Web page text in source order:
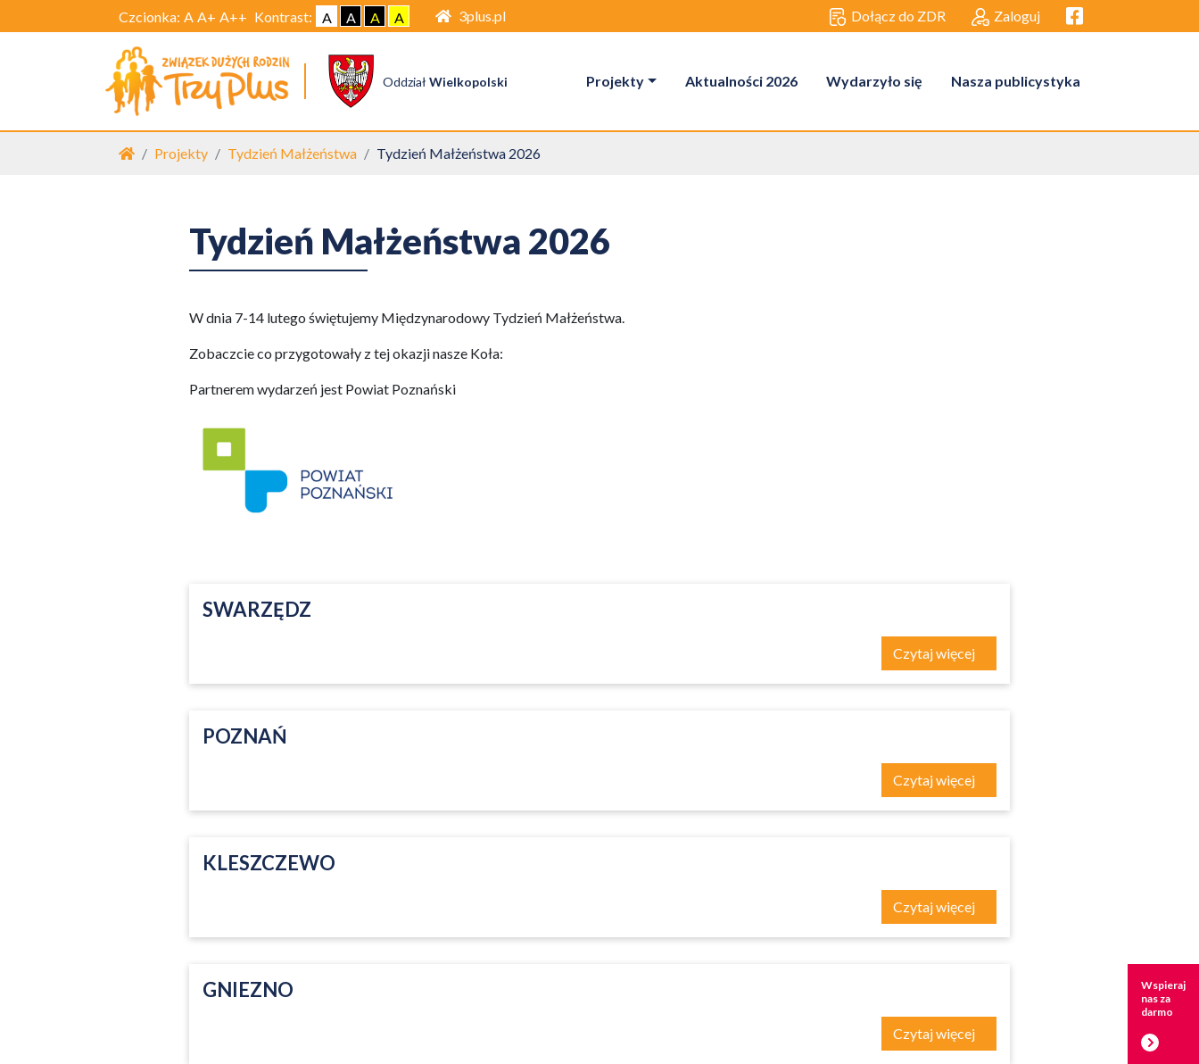
Czcionka: A A+ A++ Kontrast: A A A A 3plus.pl Dołącz do ZDR Zaloguj Facebook link
OddziałWielkopolski Projekty Aktualności 2026 Wydarzyło się Nasza publicystyka
Strona główna
Projekty Tydzień Małżeństwa Tydzień Małżeństwa 2026
Tydzień Małżeństwa 2026
W dnia 7-14 lutego świętujemy Międzynarodowy Tydzień Małżeństwa.
Zobaczcie co przygotowały z tej okazji nasze Koła:
Partnerem wydarzeń jest Powiat Poznański
SWARZĘDZ
Czytaj więcej
POZNAŃ
Czytaj więcej
KLESZCZEWO
Czytaj więcej
GNIEZNO
Czytaj więcej
Wspieraj
nas za
darmo